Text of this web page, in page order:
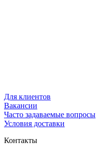
Для клиентов
Вакансии
Часто задаваемые вопросы
Условия доставки
Контакты